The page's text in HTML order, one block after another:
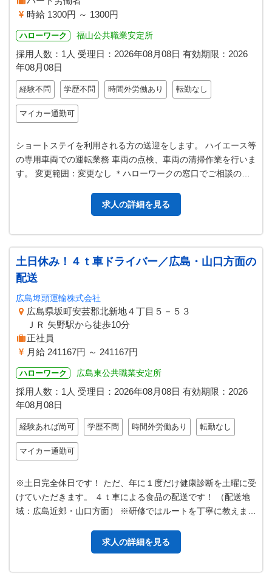
時給 1300円 ～ 1300円
ハローワーク 福山公共職業安定所
採用人数：1人 受理日： 2026年08月08日 有効期限： 2026
年08月08日
経験不問 学歴不問 時間外労働あり 転勤なし
マイカー通勤可
ショートステイを利用される方の送迎をします。 ハイエース等
の専用車両での運転業務 車両の点検、車両の清掃作業を行いま
す。 変更範囲：変更なし ＊ハローワークの窓口でご相談のう
求人の詳細を見る
土日休み！４ｔ車ドライバー／広島・山口方面の
配送
広島埠頭運輸株式会社
広島県坂町安芸郡北新地４丁目５－５３
ＪＲ 矢野駅から徒歩10分
正社員
月給 241167円 ～ 241167円
ハローワーク 広島東公共職業安定所
採用人数：1人 受理日： 2026年08月08日 有効期限： 2026
年08月08日
経験あれば尚可 学歴不問 時間外労働あり 転勤なし
マイカー通勤可
※土日完全休日です！ ただ、年に１度だけ健康診断を土曜に受
けていただきます。 ４ｔ車による食品の配送です！ （配送地
域：広島近郊・山口方面） ※研修ではルートを丁寧に教えま
求人の詳細を見る